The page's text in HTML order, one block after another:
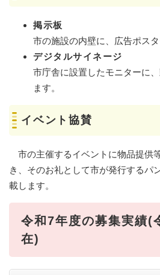
掲示板
市の施設の内壁に、広告ポスタ
デジタルサイネージ
市庁舎に設置したモニターに
ます。
イベント協賛
市の主催するイベントに物品提供
き、そのお礼として市が発行するパ
載します。
令和7年度の募集実績(
在)